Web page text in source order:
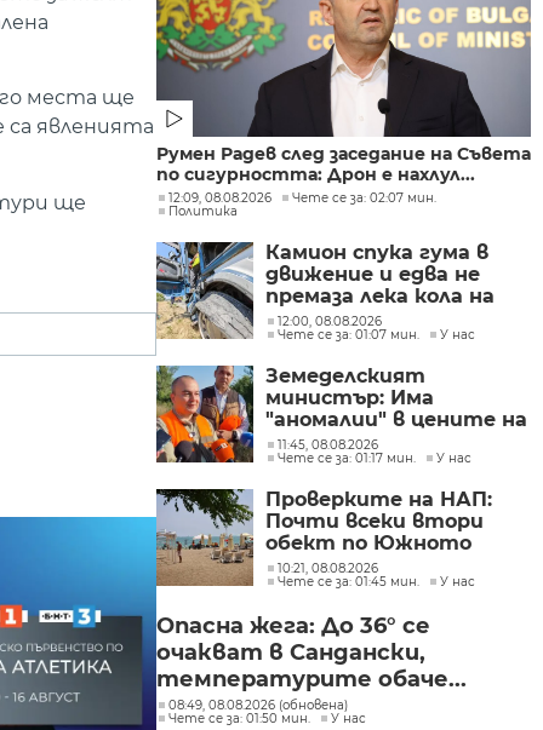
места ще
явленията
ще
Румен Радев след заседание на Съвета
по сигурността: Дрон е нахлул...
12:09, 08.08.2026
Чете се за: 02:07 мин.
Политика
Камион спука гума в
движение и едва не
премаза лека кола на
Подбалканския път
(СНИМКИ)
12:00, 08.08.2026
Чете се за: 01:07 мин.
У нас
Земеделският
министър: Има
"аномалии" в цените на
вносните плодове и
зеленчуци
11:45, 08.08.2026
Чете се за: 01:17 мин.
У нас
Проверките на НАП:
Почти всеки втори
обект по Южното
Черноморие е с
нарушение
10:21, 08.08.2026
Чете се за: 01:45 мин.
У нас
Опасна жега: До 36° се
очакват в Сандански,
температурите обаче...
08:49, 08.08.2026 (обновена)
Чете се за: 01:50 мин.
У нас